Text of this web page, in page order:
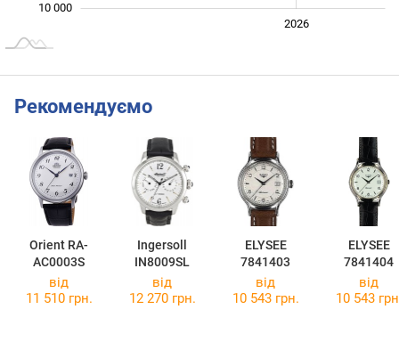
10 000
2026
Рекомендуємо
Orient RA-
AC0003S
Ingersoll
IN8009SL
ELYSEE
7841403
ELYSEE
7841404
від
11 510 грн.
від
12 270 грн.
від
10 543 грн.
від
10 543